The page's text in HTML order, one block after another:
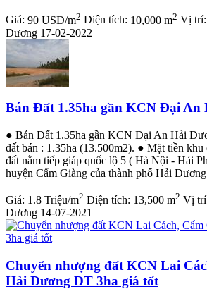
Giá: 90 USD/m2 Diện tích: 10,000 m2 Vị trí:
Dương 17-02-2022
Bán Đất 1.35ha gần KCN Đại An
● Bán Đất 1.35ha gần KCN Đại An Hải
đất bán : 1.35ha (13.500m2). ● Mặt tiền
đất nằm tiếp giáp quốc lộ 5 ( Hà Nội - Hải
huyện Cẩm Giàng của thành phố Hải
Giá: 1.8 Triệu/m2 Diện tích: 13,500 m2 Vị
Dương 14-07-2021
Chuyển nhượng đất KCN Lai
Hải Dương DT 3ha giá tốt